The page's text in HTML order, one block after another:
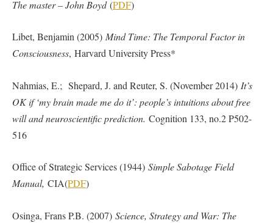
The master – John Boyd(PDF)
Libet, Benjamin (2005) Mind Time: The Temporal Factor in
Consciousness, Harvard University Press*
Nahmias, E.; Shepard, J. and Reuter, S. (November 2014) It’s
OK if ‘my brain made me do it’: people’s intuitions about free
will and neuroscientific prediction. Cognition 133, no.2 P502-
516
Office of Strategic Services (1944) Simple Sabotage Field
Manual, CIA(PDF)
Osinga, Frans P.B. (2007) Science, Strategy and War: The